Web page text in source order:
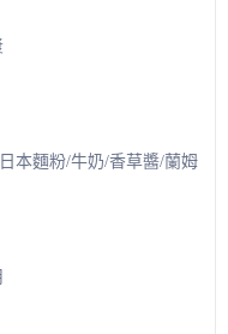
本麵粉/牛奶/香草醬/蘭姆